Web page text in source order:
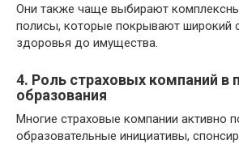
Они также чаще выбирают
полисы, которые покрывают широкий
здоровья до имущества.
4. Роль страховых компаний в
образования
Многие страховые компании активно
образовательные инициативы,